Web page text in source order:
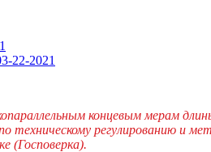
22-2021
концевым мерам
техническому регулированию и
(Госповерка).